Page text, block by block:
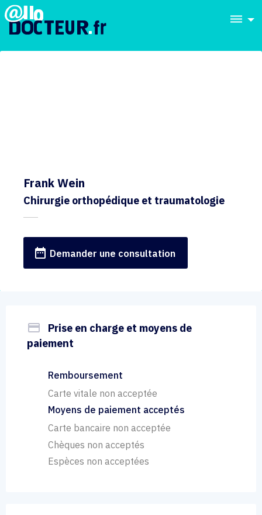
dehaze
Frank Wein
Chirurgie orthopédique et traumatologie
date_range Demander une consultation
payment
Prise en charge et moyens de
paiement
Remboursement
Carte vitale non acceptée
Moyens de paiement acceptés
Carte bancaire non acceptée
Chèques non acceptés
Espèces non acceptées